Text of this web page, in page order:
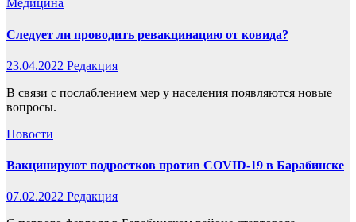
Медицина
Следует ли проводить ревакцинацию от ковида?
23.04.2022 Редакция
В связи с послаблением мер у населения появляются новые
вопросы.
Новости
Вакцинируют подростков против COVID-19 в Барабинске
07.02.2022 Редакция